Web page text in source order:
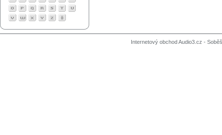
Internetový obchod Audio3.cz -